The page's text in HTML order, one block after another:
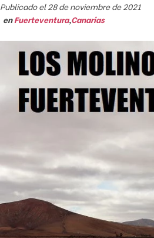
Publicado el 28 de noviembre de 2021
enFuerteventura,Canarias